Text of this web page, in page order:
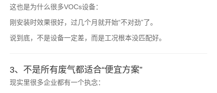
这也是为什么很多VOCs设备：
刚安装时效果很好，过几个月就开始“不对劲”了。
说到底，不是设备一定差，而是工况根本没匹配好。
3、不是所有废气都适合“便宜方案”
现实里很多企业都有一个执念：